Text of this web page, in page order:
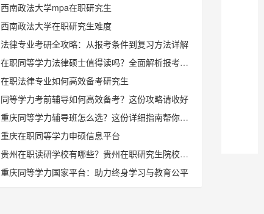
西南政法大学mpa在职研究生
西南政法大学在职研究生难度
法律专业考研全攻略：从报考条件到复习方法详解
在职同等学力法律硕士值得读吗？全面解析报考优势与学习价值
在职法律专业如何高效备考研究生
同等学力考前辅导如何高效备考？这份攻略请收好
重庆同等学力辅导班怎么选？这份详细指南帮你轻松搞定
重庆在职同等学力申硕信息平台
贵州在职读研学校有哪些？贵州在职研究生院校推荐
重庆同等学力国家平台：助力终身学习与教育公平